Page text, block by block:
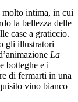
molto intima, in cui
la bellezza delle
case a graticcio.
gli illustratori
La
botteghe e i
di fermarti in una
vino bianco